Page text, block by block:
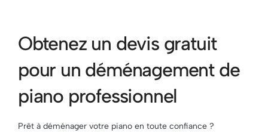
Obtenez un devis gratuit
pour un déménagement de
piano professionnel
Prêt à déménager votre piano en toute confiance ?